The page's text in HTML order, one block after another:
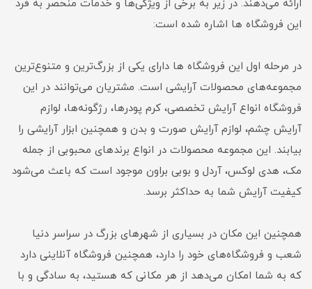
ارائه می‌دهند. در زیر به برخی از ویژگی‌ها و خدمات منحصر به فرد
این فروشگاه ها اشاره شده است:
در مرحله اول این فروشگاه ها دارای یکی از بزرگ‌ترین و متنوع‌ترین
مجموعه‌های محصولات آرایشی است. مشتریان می‌توانند در این
فروشگاه انواع آرایش تخصصی، کرم پودرها، رژگونه‌ها، لوازم
آرایش چشم، لوازم آرایش صورت و بدن و همچنین ابزار آرایشی را
بیابند. این مجموعه محصولات در انواع برندهای محبوبی از جمله
مک، هدی لوکس، آردل و بوبی براون موجود است که باعث می‌شود
کیفیت آرایش شما به حداکثر برسد.
همچنین این مکان در بسیاری از شهرهای بزرگ در سراسر دنیا
شعب و فروشگاه‌های خود را دارد، همچنین فروشگاه آنلاینی دارد
که به شما امکان می‌دهد از هر مکانی که هستید، به سادگی و با